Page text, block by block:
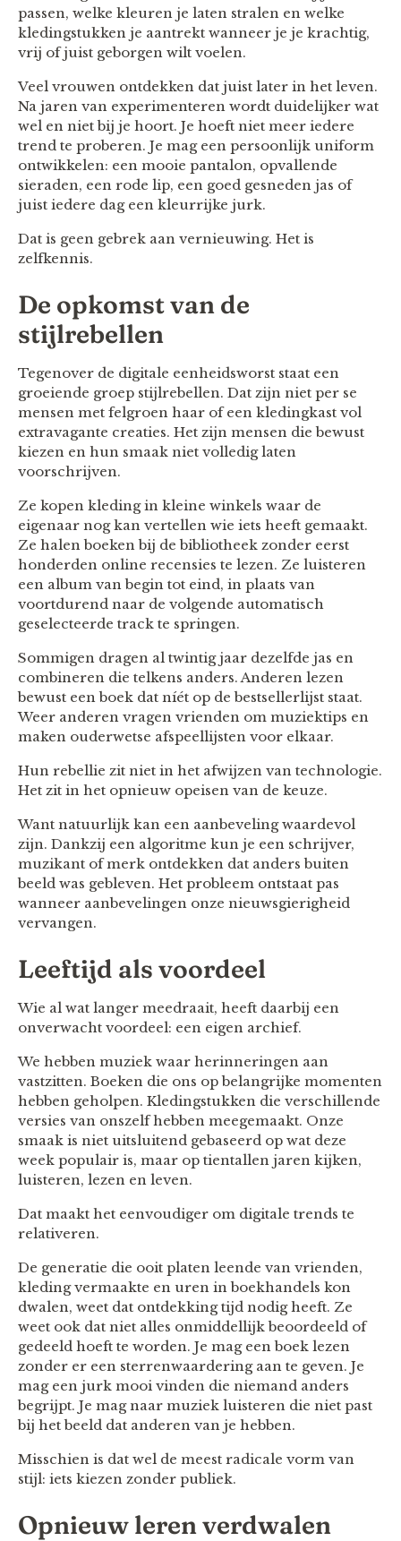
passen, welke kleuren je laten stralen en welke
kledingstukken je aantrekt wanneer je je krachtig,
vrij of juist geborgen wilt voelen.
Veel vrouwen ontdekken dat juist later in het leven.
Na jaren van experimenteren wordt duidelijker wat
wel en niet bij je hoort. Je hoeft niet meer iedere
trend te proberen. Je mag een persoonlijk uniform
ontwikkelen: een mooie pantalon, opvallende
sieraden, een rode lip, een goed gesneden jas of
juist iedere dag een kleurrijke jurk.
Dat is geen gebrek aan vernieuwing. Het is
zelfkennis.
De opkomst van de
stijlrebellen
Tegenover de digitale eenheidsworst staat een
groeiende groep stijlrebellen. Dat zijn niet per se
mensen met felgroen haar of een kledingkast vol
extravagante creaties. Het zijn mensen die bewust
kiezen en hun smaak niet volledig laten
voorschrijven.
Ze kopen kleding in kleine winkels waar de
eigenaar nog kan vertellen wie iets heeft gemaakt.
Ze halen boeken bij de bibliotheek zonder eerst
honderden online recensies te lezen. Ze luisteren
een album van begin tot eind, in plaats van
voortdurend naar de volgende automatisch
geselecteerde track te springen.
Sommigen dragen al twintig jaar dezelfde jas en
combineren die telkens anders. Anderen lezen
bewust een boek dat níét op de bestsellerlijst staat.
Weer anderen vragen vrienden om muziektips en
maken ouderwetse afspeellijsten voor elkaar.
Hun rebellie zit niet in het afwijzen van technologie.
Het zit in het opnieuw opeisen van de keuze.
Want natuurlijk kan een aanbeveling waardevol
zijn. Dankzij een algoritme kun je een schrijver,
muzikant of merk ontdekken dat anders buiten
beeld was gebleven. Het probleem ontstaat pas
wanneer aanbevelingen onze nieuwsgierigheid
vervangen.
Leeftijd als voordeel
Wie al wat langer meedraait, heeft daarbij een
onverwacht voordeel: een eigen archief.
We hebben muziek waar herinneringen aan
vastzitten. Boeken die ons op belangrijke momenten
hebben geholpen. Kledingstukken die verschillende
versies van onszelf hebben meegemaakt. Onze
smaak is niet uitsluitend gebaseerd op wat deze
week populair is, maar op tientallen jaren kijken,
luisteren, lezen en leven.
Dat maakt het eenvoudiger om digitale trends te
relativeren.
De generatie die ooit platen leende van vrienden,
kleding vermaakte en uren in boekhandels kon
dwalen, weet dat ontdekking tijd nodig heeft. Ze
weet ook dat niet alles onmiddellijk beoordeeld of
gedeeld hoeft te worden. Je mag een boek lezen
zonder er een sterrenwaardering aan te geven. Je
mag een jurk mooi vinden die niemand anders
begrijpt. Je mag naar muziek luisteren die niet past
bij het beeld dat anderen van je hebben.
Misschien is dat wel de meest radicale vorm van
stijl: iets kiezen zonder publiek.
Opnieuw leren verdwalen